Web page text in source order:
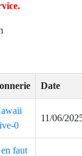
Date
0
11/06/
faut